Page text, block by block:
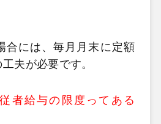
合には、毎月月末に定額
夫が必要です。
者給与の限度ってある